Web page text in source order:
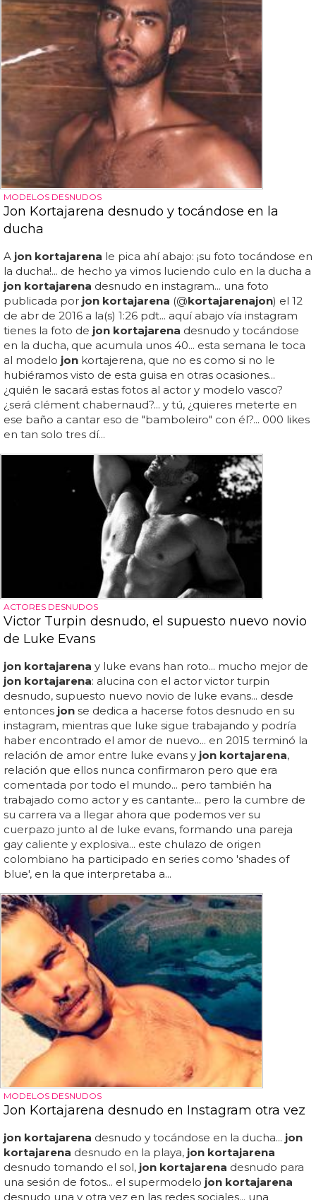
MODELOS DESNUDOS
Jon Kortajarena desnudo y tocándose en la
ducha
A jon kortajarena le pica ahí abajo: ¡su foto tocándose en
la ducha!... de hecho ya vimos luciendo culo en la ducha a
jon kortajarena desnudo en instagram... una foto
publicada por jon kortajarena (@kortajarenajon) el 12
de abr de 2016 a la(s) 1:26 pdt... aquí abajo vía instagram
tienes la foto de jon kortajarena desnudo y tocándose
en la ducha, que acumula unos 40... esta semana le toca
al modelo jon kortajerena, que no es como si no le
hubiéramos visto de esta guisa en otras ocasiones...
¿quién le sacará estas fotos al actor y modelo vasco?
¿será clément chabernaud?... y tú, ¿quieres meterte en
ese baño a cantar eso de "bamboleiro" con él?... 000 likes
en tan solo tres dí...
ACTORES DESNUDOS
Victor Turpin desnudo, el supuesto nuevo novio
de Luke Evans
jon kortajarena y luke evans han roto... mucho mejor de
jon kortajarena: alucina con el actor victor turpin
desnudo, supuesto nuevo novio de luke evans... desde
entonces jon se dedica a hacerse fotos desnudo en su
instagram, mientras que luke sigue trabajando y podría
haber encontrado el amor de nuevo... en 2015 terminó la
relación de amor entre luke evans y jon kortajarena,
relación que ellos nunca confirmaron pero que era
comentada por todo el mundo... pero también ha
trabajado como actor y es cantante... pero la cumbre de
su carrera va a llegar ahora que podemos ver su
cuerpazo junto al de luke evans, formando una pareja
gay caliente y explosiva... este chulazo de origen
colombiano ha participado en series como 'shades of
blue', en la que interpretaba a...
MODELOS DESNUDOS
Jon Kortajarena desnudo en Instagram otra vez
jon kortajarena desnudo y tocándose en la ducha... jon
kortajarena desnudo en la playa, jon kortajarena
desnudo tomando el sol, jon kortajarena desnudo para
una sesión de fotos... el supermodelo jon kortajarena
desnudo una y otra vez en las redes sociales... una